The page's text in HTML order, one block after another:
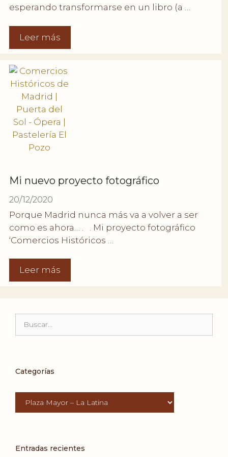
esperando transformarse en un libro (a …
Leer más
Mi nuevo proyecto fotográfico
20/12/2020
Porque Madrid nunca más va a volver a ser
como es ahora… . . Mi proyecto fotográfico
‘Comercios Históricos …
Leer más
Categorías
Entradas recientes